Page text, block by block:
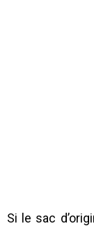
Si le sac